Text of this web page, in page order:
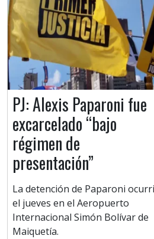
PJ: Alexis Paparoni fue
excarcelado “bajo
régimen de
presentación”
La detención de Paparoni
el jueves en el Aeropuerto
Internacional Simón Bolívar de
Maiquetía.